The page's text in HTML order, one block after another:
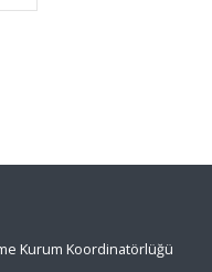
Kurum Koordinatörlüğü